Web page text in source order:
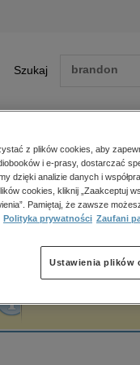
Szukaj
polityka, społeczno-
psychologiczne
popularno-naukowe
historia
główna Elżbieta
z plików cookies, aby
i e-prasy, dostarczać
dzięki analizie danych i
cookies, kliknij „Zaakceptuj
Pamiętaj, że zawsze
Polityka prywatności Zaufani
Ustawienia plików